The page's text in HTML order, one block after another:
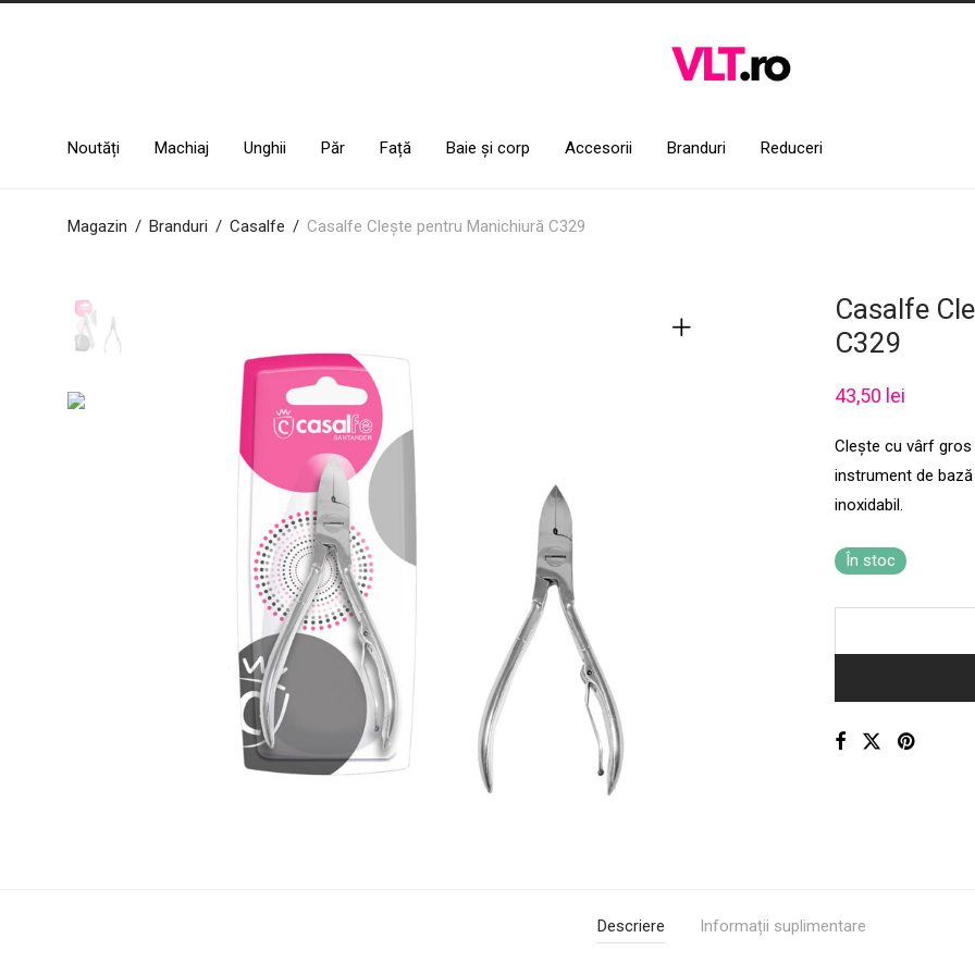
Noutăți Machiaj Unghii Păr Față Baie și corp Accesorii Branduri Reduceri
Magazin / Branduri / Casalfe / Casalfe Clește pentru Manichiură C329
Casalfe
C329
43,50 lei
Clește cu vârf
instrument de
inoxidabil.
În stoc
Descriere Informații suplimentare